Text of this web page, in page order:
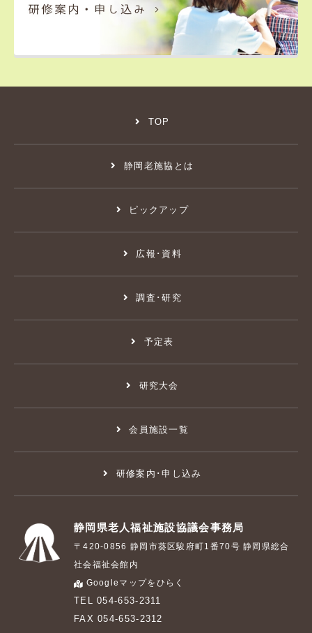
TOP
静岡老施協とは
ピックアップ
広報･資料
調査･研究
予定表
研究大会
会員施設一覧
研修案内･申し込み
静岡県老人福祉施設協議会事務局
〒420-0856 静岡市葵区駿府町1番70号 静岡県総合
社会福祉会館内
Googleマップをひらく
TEL 054-653-2311
FAX 054-653-2312